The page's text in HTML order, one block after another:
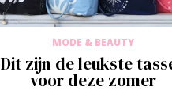
MODE & BEAUTY
Dit zijn de leukste
voor deze zomer